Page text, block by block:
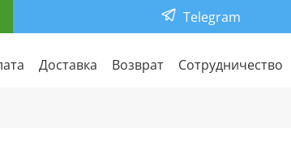
Telegram
Доставка Возврат Сотрудничество